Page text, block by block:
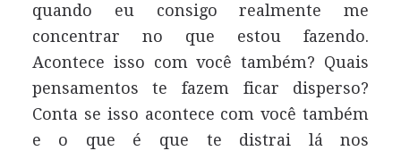
quando eu consigo realmente me
concentrar no que estou fazendo.
Acontece isso com você também? Quais
pensamentos te fazem ficar disperso?
Conta se isso acontece com você também
e o que é que te distrai lá nos